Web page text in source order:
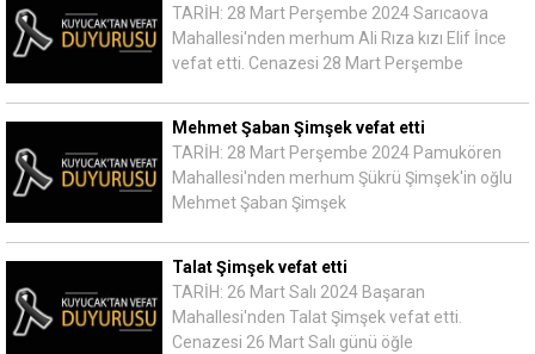
TARİH: 28 Mart Perşembe 2024 Sarıcaova
Mahallesi'nden merhum Ali Rıza kızı Elif İnce
vefat etti. Cenazesi 28 Mart Perşembe
Mehmet Şaban Şimşek vefat etti
TARİH: 28 Mart Perşembe 2024 Pamukören
Mahallesi'nden merhum Şükrü Şimşek'in oğlu
Mehmet Şaban Şimşek
Talat Şimşek vefat etti
TARİH: 26 Mart Salı 2024 Başaran
Mahallesi'nden Talat Şimşek vefat etti.
Cenazesi 26 Mart Salı günü öğle